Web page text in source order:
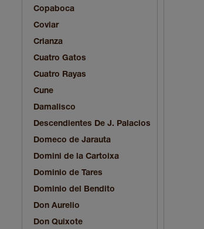
Copaboca
Coviar
Crianza
Cuatro Gatos
Cuatro Rayas
Cune
Damalisco
Descendientes De J. Palacios
Domeco de Jarauta
Domini de la Cartoixa
Dominio de Tares
Dominio del Bendito
Don Aurelio
Don Quixote